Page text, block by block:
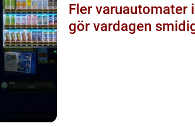
Fler varuautomater
gör vardagen